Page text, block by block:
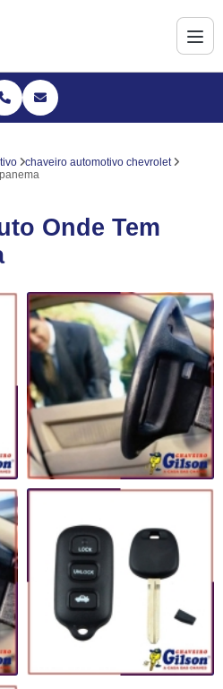
chaveiro automotivo chevrolet
Onde Tem